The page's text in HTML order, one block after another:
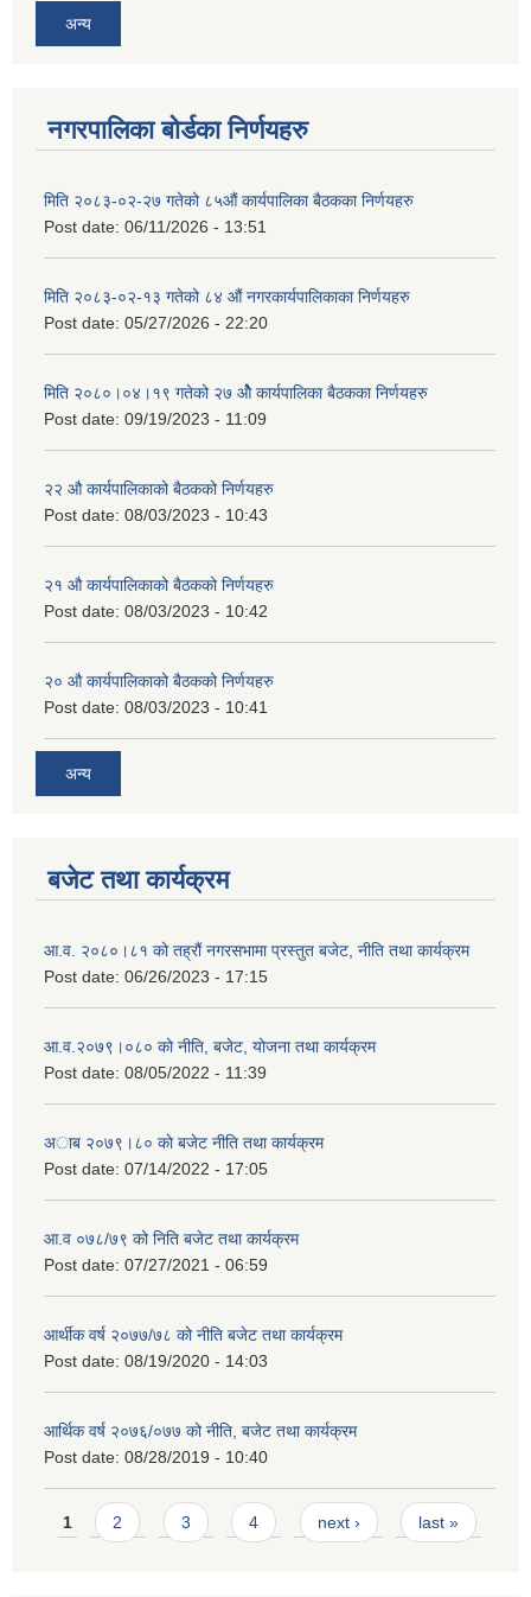
अन्य
नगरपालिका बोर्डका निर्णयहरु
मिति २०८३-०२-२७ गतेको ८५औं कार्यपालिका बैठकका निर्णयहरु
Post date: 06/11/2026 - 13:51
मिति २०८३-०२-१३ गतेको ८४ औं नगरकार्यपालिकाका निर्णयहरु
Post date: 05/27/2026 - 22:20
मिति २०८०।०४।१९ गतेको २७ ‌‍‌ओेै कार्यपालिका बैठकका निर्णयहरु
Post date: 09/19/2023 - 11:09
२‍२ औ कार्यपालिकाको बैठकको निर्णयहरु
Post date: 08/03/2023 - 10:43
२‍१ औ कार्यपालिकाको बैठकको निर्णयहरु
Post date: 08/03/2023 - 10:42
२‍० औ कार्यपालिकाको बैठकको निर्णयहरु
Post date: 08/03/2023 - 10:41
अन्य
बजेट तथा कार्यक्रम
आ.व. २०८०।८१ को तह्रौं नगरसभामा प्रस्तुत बजेट, नीति तथा कार्यक्रम
Post date: 06/26/2023 - 17:15
आ.व.२०७९।०८० को नीति, बजेट, योजना तथा कार्यक्रम
Post date: 08/05/2022 - 11:39
अाब २०७९।८० काे बजेट नीति तथा कार्यक्रम
Post date: 07/14/2022 - 17:05
आ.व ०७८/७९ को निति बजेट तथा कार्यक्रम
Post date: 07/27/2021 - 06:59
आर्थीक वर्ष २०७७/७८ को नीति बजेट तथा कार्यक्रम
Post date: 08/19/2020 - 14:03
आर्थिक वर्ष २०७६/०७७ को नीति, बजेट तथा कार्यक्रम
Post date: 08/28/2019 - 10:40
Pages
1 2 3 4 next › last »